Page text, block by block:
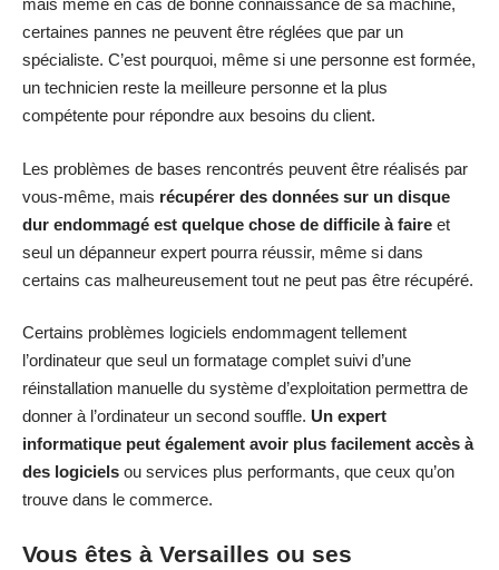
mais même en cas de bonne connaissance de sa machine,
certaines pannes ne peuvent être réglées que par un
spécialiste. C’est pourquoi, même si une personne est formée,
un technicien reste la meilleure personne et la plus
compétente pour répondre aux besoins du client.
Les problèmes de bases rencontrés peuvent être réalisés par
vous-même, mais récupérer des données sur un disque
dur endommagé est quelque chose de difficile à faire et
seul un dépanneur expert pourra réussir, même si dans
certains cas malheureusement tout ne peut pas être récupéré.
Certains problèmes logiciels endommagent tellement
l’ordinateur que seul un formatage complet suivi d’une
réinstallation manuelle du système d’exploitation permettra de
donner à l’ordinateur un second souffle. Un expert
informatique peut également avoir plus facilement accès à
des logiciels ou services plus performants, que ceux qu’on
trouve dans le commerce.
Vous êtes à Versailles ou ses